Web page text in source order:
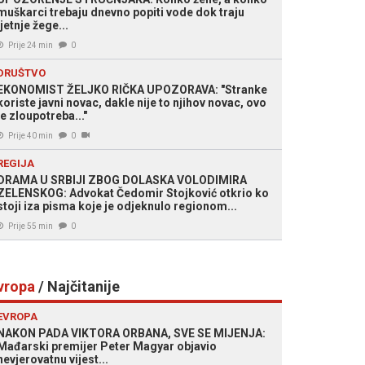
trebaju dnevno popiti vode dok traju
žege...
Prije 24 min 0
ŽELJKO RIČKA UPOZORAVA: "Stranke
javni novac, dakle nije to njihov novac, ovo
zloupotreba..."
Prije 40 min 0
U SRBIJI ZBOG DOLASKA VOLODIMIRA
Advokat Čedomir Stojković otkrio ko
iza pisma koje je odjeknulo regionom...
Prije 55 min 0
/ Najčitanije
PADA VIKTORA ORBANA, SVE SE MIJENJA:
premijer Peter Magyar objavio
vijest...